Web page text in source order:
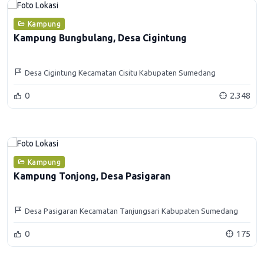
Kampung
Kampung Bungbulang, Desa Cigintung
Desa Cigintung Kecamatan Cisitu Kabupaten Sumedang
0 2.348
Kampung
Kampung Tonjong, Desa Pasigaran
Desa Pasigaran Kecamatan Tanjungsari Kabupaten Sumedang
0 175